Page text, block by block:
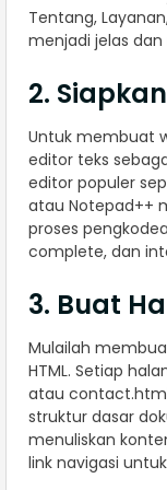
Tentang,
menjadi jelas
2.
Untuk membuat
editor teks
editor populer
atau Notepad++
proses
complete, dan
3. Buat
Mulailah
HTML. Setiap
atau
struktur dasar
menuliskan
link navigasi